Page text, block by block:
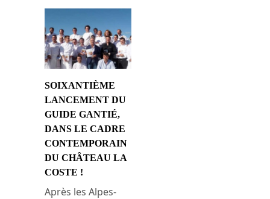
SOIXANTIÈME
LANCEMENT DU
GUIDE GANTIÉ,
DANS LE CADRE
CONTEMPORAIN
DU CHÂTEAU LA
COSTE !
Après les Alpes-